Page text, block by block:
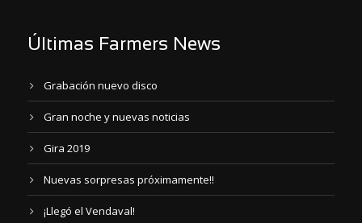
Últimas Farmers News
Grabación nuevo disco
Gran noche y nuevas noticias
Gira 2019
Nuevas sorpresas próximamente!!
¡Llegó el Vendaval!